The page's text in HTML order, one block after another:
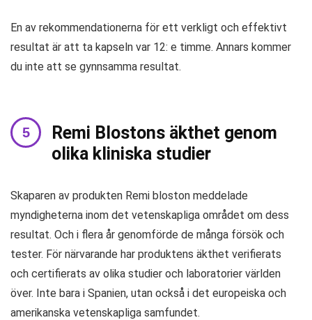
En av rekommendationerna för ett verkligt och effektivt
resultat är att ta kapseln var 12: e timme. Annars kommer
du inte att se gynnsamma resultat.
Remi Blostons äkthet genom
olika kliniska studier
Skaparen av produkten Remi bloston meddelade
myndigheterna inom det vetenskapliga området om dess
resultat. Och i flera år genomförde de många försök och
tester. För närvarande har produktens äkthet verifierats
och certifierats av olika studier och laboratorier världen
över. Inte bara i Spanien, utan också i det europeiska och
amerikanska vetenskapliga samfundet.